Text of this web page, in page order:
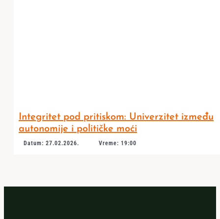
Integritet pod pritiskom: Univerzitet između
autonomije i političke moći
Datum: 27.02.2026. Vreme: 19:00